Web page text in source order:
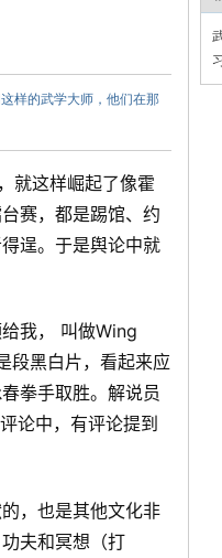
样的武学大师，他们在那
就这样崛起了像霍
赛，都是踢馆、约
逞。于是舆论中就
我， 叫做Wing
段黑白片，看起来应
拳手取胜。解说员
论中，有评论提到
，也是其他文化非
夫和冥想（打